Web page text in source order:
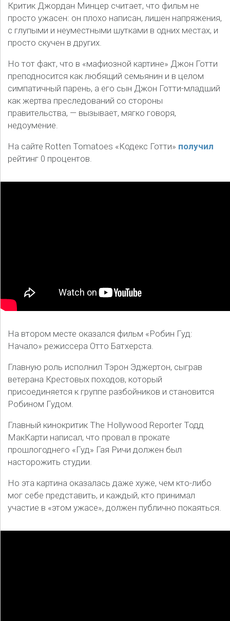
Критик Джордан Минцер считает, что фильм не
просто ужасен: он плохо написан, лишен напряжения,
с глупыми и неуместными шутками в одних местах, и
просто скучен в других.
Но тот факт, что в «мафиозной картине» Джон Готти
преподносится как любящий семьянин и в целом
симпатичный парень, а его сын Джон Готти-младший
как жертва преследований со стороны
правительства, — вызывает, мягко говоря,
недоумение.
На сайте Rotten Tomatoes «Кодекс Готти» получил
рейтинг 0 процентов.
На втором месте оказался фильм «Робин Гуд:
Начало» режиссера Отто Батхерста.
Главную роль исполнил Тэрон Эджертон, сыграв
ветерана Крестовых походов, который
присоединяется к группе разбойников и становится
Робином Гудом.
Главный кинокритик The Hollywood Reporter Тодд
МакКарти написал, что провал в прокате
прошлогоднего «Гуд» Гая Ричи должен был
насторожить студии.
Но эта картина оказалась даже хуже, чем кто-либо
мог себе представить, и каждый, кто принимал
участие в «этом ужасе», должен публично покаяться.